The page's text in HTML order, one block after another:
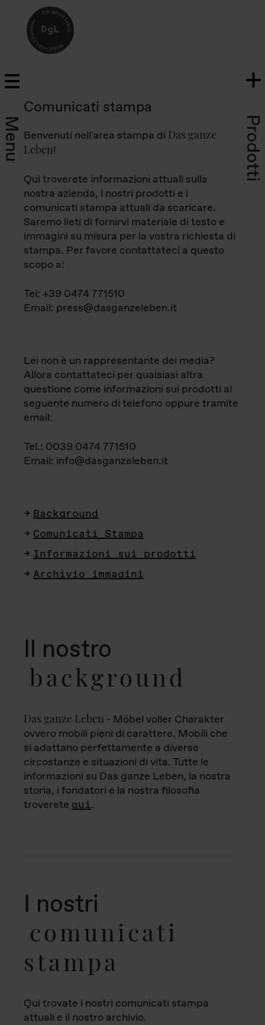
Menu Prodotti
Comunicati stampa
Benvenuti nell'area stampa di Das ganze
Leben!
Qui troverete informazioni attuali sulla
nostra azienda, i nostri prodotti e i
comunicati stampa attuali da scaricare.
Saremo lieti di fornirvi materiale di testo e
immagini su misura per la vostra richiesta di
stampa. Per favore contattateci a questo
scopo a:
Tel: +39 0474 771510
Email: press@dasganzeleben.it
Lei non è un rappresentante dei media?
Allora contattateci per qualsiasi altra
questione come informazioni sui prodotti al
seguente numero di telefono oppure tramite
email:
Tel.: 0039 0474 771510
Email: info@dasganzeleben.it
Background
Comunicati Stampa
Informazioni sui prodotti
Archivio immagini
Il nostro
background
Das ganze Leben - Möbel voller Charakter
ovvero mobili pieni di carattere. Mobili che
si adattano perfettamente a diverse
circostanze e situazioni di vita. Tutte le
informazioni su Das ganze Leben, la nostra
storia, i fondatori e la nostra filosofia
troverete qui.
I nostri
comunicati
stampa
Qui trovate i nostri comunicati stampa
attuali e il nostro archivio.